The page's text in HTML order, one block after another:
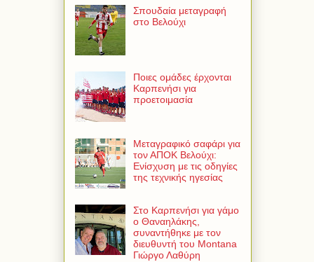
Σπουδαία μεταγραφή
στο Βελούχι
Ποιες ομάδες έρχονται
Καρπενήσι για
προετοιμασία
Μεταγραφικό σαφάρι για
τον ΑΠΟΚ Βελούχι:
Ενίσχυση με τις οδηγίες
της τεχνικής ηγεσίας
Στο Καρπενήσι για γάμο
ο Θαναηλάκης,
συναντήθηκε με τον
διευθυντή του Montana
Γιώργο Λαθύρη